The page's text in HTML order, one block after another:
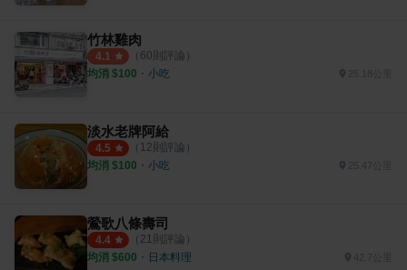
竹林雞肉
4.1 （ 60則評論）
均消 $100 ・ 小吃 25.18公里
淡水老牌阿給
4.5 （ 12則評論）
均消 $100 ・ 小吃 25.47公里
鶯歌八條壽司
4.4 （ 21 則評論）
均消 $600 ・ 日本料理 42.7公里